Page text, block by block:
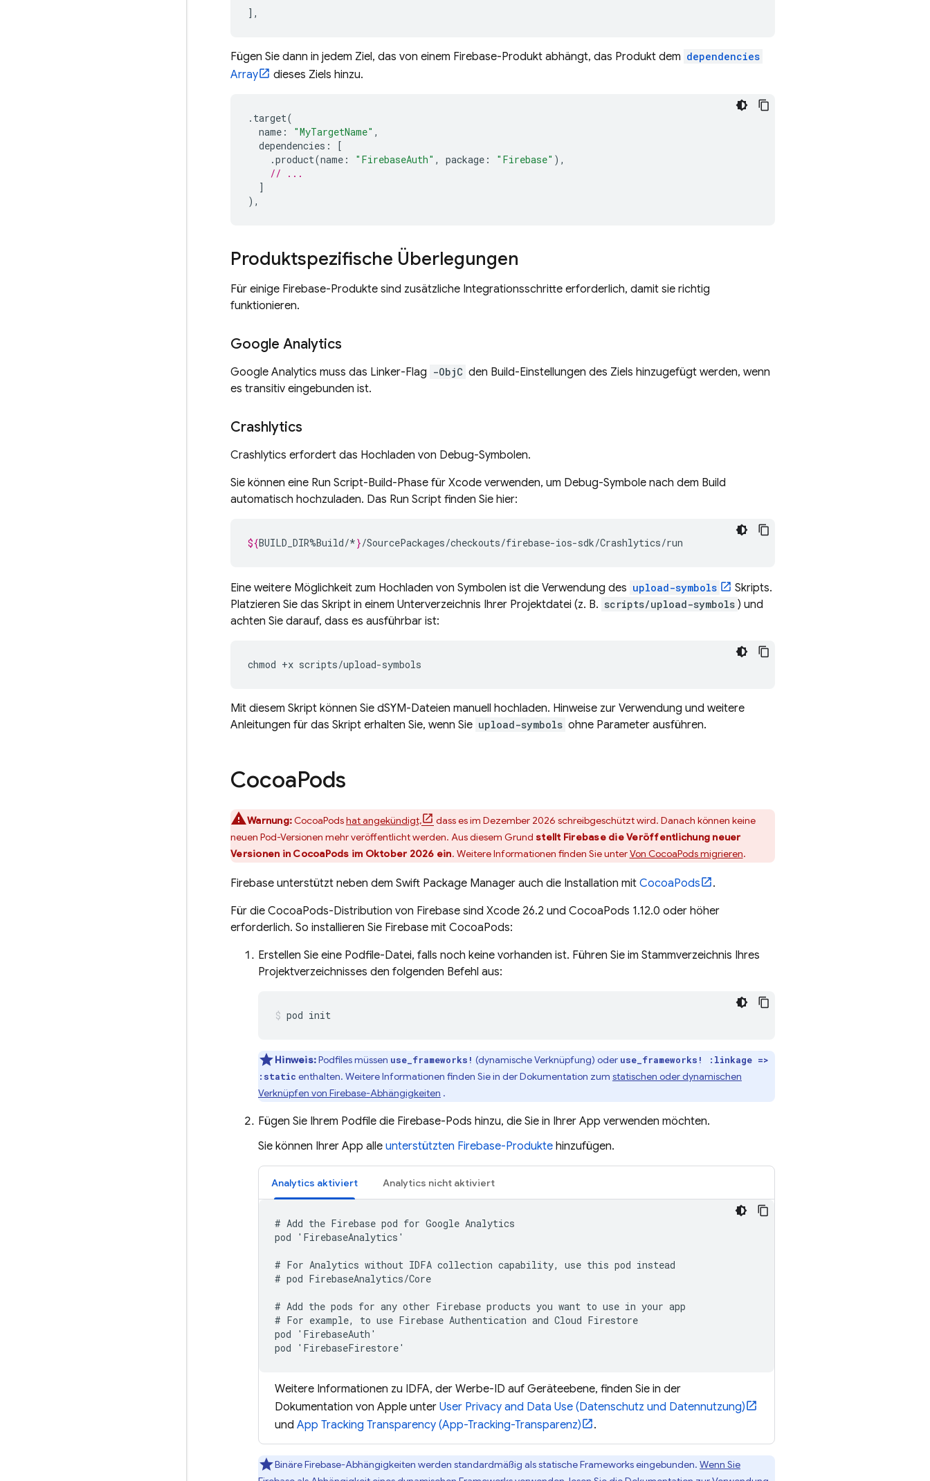
],
Fügen Sie dann in jedem Ziel, das von einem Firebase-Produkt abhängt, das Produkt dem dependencies
Array dieses Ziels hinzu.
. target(
name : "MyTargetName" ,
dependencies :
[
.product(name : "FirebaseAuth" , package : "Firebase" ),
// ...
]
),
Produktspezifische Überlegungen
Für einige Firebase-Produkte sind zusätzliche Integrationsschritte erforderlich, damit sie richtig
funktionieren.
Google Analytics
Google Analytics muss das Linker-Flag -ObjC den Build-Einstellungen des Ziels hinzugefügt werden, wenn
es transitiv eingebunden ist.
Crashlytics
Crashlytics erfordert das Hochladen von Debug-Symbolen.
Sie können eine Run Script-Build-Phase für Xcode verwenden, um Debug-Symbole nach dem Build
automatisch hochzuladen. Das Run Script finden Sie hier:
${BUILD_DIR%Build/*}
Eine weitere Möglichkeit zum Hochladen von Symbolen ist die Verwendung des upload-symbols
Skripts.
Platzieren Sie das Skript in einem Unterverzeichnis Ihrer Projektdatei (z. B. scripts/upload-symbols ) und
achten Sie darauf, dass es ausführbar ist:
chmod +x scripts/upload-symbols
Mit diesem Skript können Sie dSYM-Dateien manuell hochladen. Hinweise zur Verwendung und weitere
Anleitungen für das Skript erhalten Sie, wenn Sie upload-symbols ohne Parameter ausführen.
CocoaPods
Warnung:CocoaPodshat angekündigt,
dass es im Dezember 2026 schreibgeschützt wird. Danach können keine
neuen Pod-Versionen mehr veröffentlicht werden. Aus diesem Grund stellt Firebase die Veröffentlichung neuer
Versionen in CocoaPods im Oktober 2026 ein. Weitere Informationen finden Sie unterVon CocoaPods migrieren.
Firebase unterstützt neben dem Swift Package Manager auch die Installation mit CocoaPods
.
Für die CocoaPods-Distribution von Firebase sind Xcode 26.2 und CocoaPods 1.12.0 oder höher
erforderlich. So installieren Sie Firebase mit CocoaPods:
Erstellen Sie eine Podfile-Datei, falls noch keine vorhanden ist. Führen Sie im Stammverzeichnis Ihres
Projektverzeichnisses den folgenden Befehl aus:
pod init
Hinweis:Podfiles müssen use_frameworks! (dynamische Verknüpfung) oder use_frameworks! :linkage =>
:static enthalten. Weitere Informationen finden Sie in der Dokumentation zum statischen oder dynamischen
Verknüpfen von Firebase-Abhängigkeiten .
Fügen Sie Ihrem Podfile die Firebase-Pods hinzu, die Sie in Ihrer App verwenden möchten.
Sie können Ihrer App alle unterstützten Firebase-Produkte hinzufügen.
Analytics aktiviert Analytics nicht aktiviert
# Add the Firebase pod for Google Analytics
pod 'FirebaseAnalytics'
# For Analytics without IDFA collection capability, use this pod instead
# pod FirebaseAnalytics/Core
# Add the pods for any other Firebase products you want to use in your app
# For example, to use Firebase Authentication and Cloud Firestore
pod 'FirebaseAuth'
pod 'FirebaseFirestore'
Weitere Informationen zu IDFA, der Werbe-ID auf Geräteebene, finden Sie in der
Dokumentation von Apple unter User Privacy and Data Use (Datenschutz und Datennutzung)
und App Tracking Transparency (App-Tracking-Transparenz) .
Binäre Firebase-Abhängigkeiten werden standardmäßig als statische Frameworks eingebunden. Wenn Sie